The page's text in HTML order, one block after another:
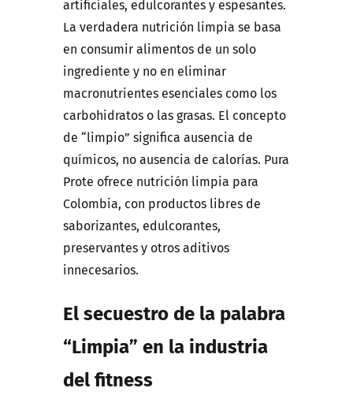
artificiales, edulcorantes y espesantes.
La verdadera nutrición limpia se basa
en consumir alimentos de un solo
ingrediente y no en eliminar
macronutrientes esenciales como los
carbohidratos o las grasas. El concepto
de “limpio” significa ausencia de
químicos, no ausencia de calorías. Pura
Prote ofrece nutrición limpia para
Colombia, con productos libres de
saborizantes, edulcorantes,
preservantes y otros aditivos
innecesarios.
El secuestro de la palabra
“Limpia” en la industria
del fitness